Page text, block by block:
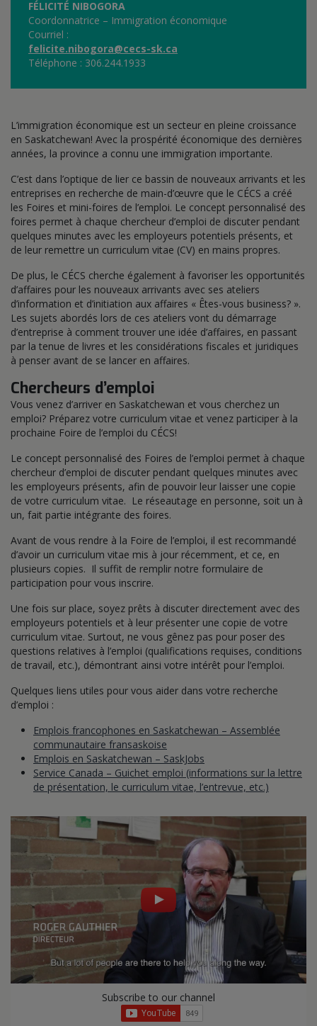
FÉLICITÉ NIBOGORA
Coordonnatrice – Immigration économique
Courriel :
felicite.nibogora@cecs-sk.ca
Téléphone : 306.244.1933
L’immigration économique est un secteur en pleine croissance
en Saskatchewan! Avec la prospérité économique des dernières
années, la province a connu une immigration importante.
C’est dans l’optique de lier ce bassin de nouveaux arrivants et les
entreprises en recherche de main-d’œuvre que le CÉCS a créé
les Foires et mini-foires de l’emploi. Le concept personnalisé des
foires permet à chaque chercheur d’emploi de discuter pendant
quelques minutes avec les employeurs potentiels présents, et
de leur remettre un curriculum vitae (CV) en mains propres.
De plus, le CÉCS cherche également à favoriser les opportunités
d’affaires pour les nouveaux arrivants avec ses ateliers
d’information et d’initiation aux affaires « Êtes-vous business? ».
Les sujets abordés lors de ces ateliers vont du démarrage
d’entreprise à comment trouver une idée d’affaires, en passant
par la tenue de livres et les considérations fiscales et juridiques
à penser avant de se lancer en affaires.
Chercheurs d’emploi
Vous venez d’arriver en Saskatchewan et vous cherchez un
emploi? Préparez votre curriculum vitae et venez participer à la
prochaine Foire de l’emploi du CÉCS!
Le concept personnalisé des Foires de l’emploi permet à chaque
chercheur d’emploi de discuter pendant quelques minutes avec
les employeurs présents, afin de pouvoir leur laisser une copie
de votre curriculum vitae. Le réseautage en personne, soit un à
un, fait partie intégrante des foires.
Avant de vous rendre à la Foire de l’emploi, il est recommandé
d’avoir un curriculum vitae mis à jour récemment, et ce, en
plusieurs copies. Il suffit de remplir notre formulaire de
participation pour vous inscrire.
Une fois sur place, soyez prêts à discuter directement avec des
employeurs potentiels et à leur présenter une copie de votre
curriculum vitae. Surtout, ne vous gênez pas pour poser des
questions relatives à l’emploi (qualifications requises, conditions
de travail, etc.), démontrant ainsi votre intérêt pour l’emploi.
Quelques liens utiles pour vous aider dans votre recherche
d’emploi :
Emplois francophones en Saskatchewan – Assemblée
communautaire fransaskoise
Emplois en Saskatchewan – SaskJobs
Service Canada – Guichet emploi (informations sur la lettre
de présentation, le curriculum vitae, l’entrevue, etc.)
Subscribe to our channel